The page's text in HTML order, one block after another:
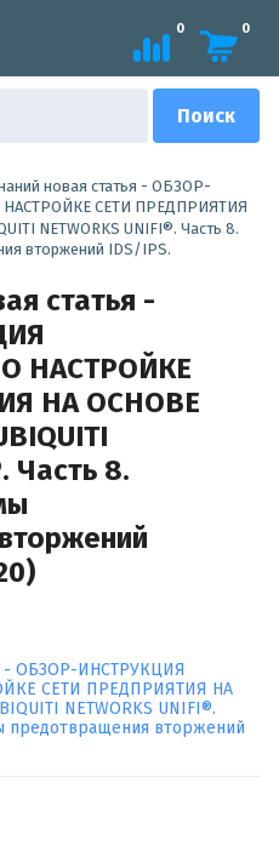
0 0
новая статья - ОБЗОР-
СЕТИ ПРЕДПРИЯТИЯ
NETWORKS UNIFI®. Часть 8.
вторжений IDS/IPS.
статья -
НАСТРОЙКЕ
НА ОСНОВЕ
Часть 8.
- ОБЗОР-ИНСТРУКЦИЯ
СЕТИ ПРЕДПРИЯТИЯ НА
NETWORKS UNIFI®.
предотвращения вторжений